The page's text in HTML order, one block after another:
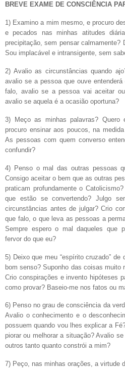
BREVE EXAME DE CONSCIÊNCIA
1) Examino a mim mesmo, e procuro
e pecados nas minhas atitudes
precipitação, sem pensar calmamente?
Sou implacável e intransigente, sem
2) Avalio as circunstâncias quando
avalio se a pessoa que ouve
falo, avalio se a pessoa vai aceitar
avalio se aquela é a ocasião oportuna?
3) Meço as minhas palavras?
procuro ensinar aos poucos, na
As pessoas com quem converso
confundir?
4) Penso o mal das outras pessoas
Consigo aceitar o bem que as outras
praticam profundamente o
que estão se convertendo? Julgo
circunstâncias antes de julgar? Crio
que falo, o que leva as pessoas a
Sempre espero o mal daqueles que
fervor do que eu?
5) Deixo que meu “espírito cruzado”
bom senso? Suponho das coisas muito
Crio conspirações e invento hipóteses
como provar? Baseio-me nos fatos ou
6) Penso no grau de consciência da
Avalio o conhecimento e o
possuem quando vou lhes explicar a
piorar ou melhorar a situação? Avalio
outros tanto quanto constrói a mim?
7) Peço, nas minhas orações, a virtude